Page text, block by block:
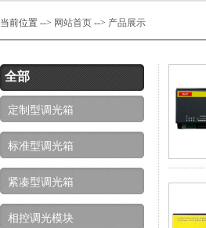
当前位置 --> 网站首页 --> 产品展示
全部
定制型调光箱
标准型调光箱
紧凑型调光箱
相控调光模块